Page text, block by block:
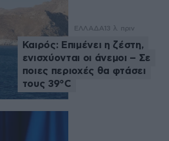
ΕΛΛΑΔΑ 13 λ. πριν
Καιρός: Επιμένει η ζέστη,
ενισχύονται οι άνεμοι – Σε
ποιες περιοχές θα φτάσει
τους 39°C